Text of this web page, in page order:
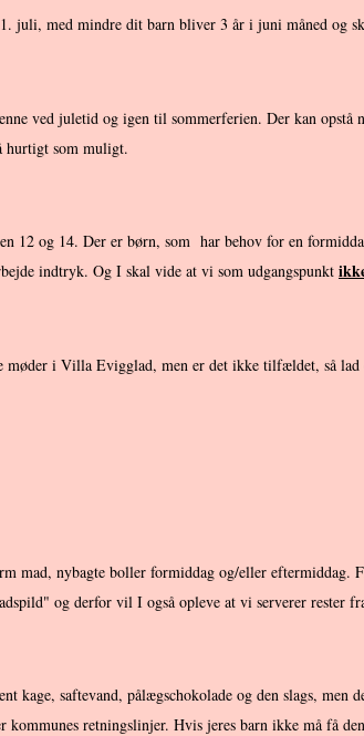
juli, med mindre dit barn bliver 3 år i juni måned og
ved juletid og igen til sommerferien. Der kan
hurtigt som muligt.
12 og 14. Der er børn, som har behov for en
indtryk. Og I skal vide at vi som udgangspunkt
i Villa Evigglad, men er det ikke tilfældet, så lad
eftermiddagsmad.
mad, nybagte boller formiddag og/eller eftermiddag.
og derfor vil I også opleve at vi serverer rester
kage, saftevand, pålægschokolade og den slags,
retningslinjer. Hvis jeres barn ikke må få